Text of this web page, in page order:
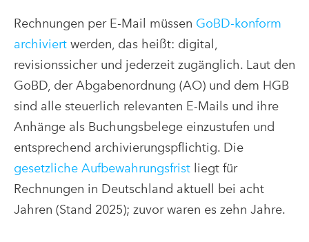
Rechnungen per E-Mail müssen GoBD-konform
archiviert werden, das heißt: digital,
revisionssicher und jederzeit zugänglich. Laut den
GoBD, der Abgabenordnung (AO) und dem HGB
sind alle steuerlich relevanten E-Mails und ihre
Anhänge als Buchungsbelege einzustufen und
entsprechend archivierungspflichtig. Die
gesetzliche Aufbewahrungsfrist liegt für
Rechnungen in Deutschland aktuell bei acht
Jahren (Stand 2025); zuvor waren es zehn Jahre.